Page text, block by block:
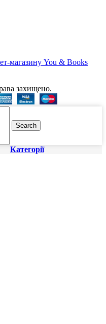
магазину You & Books
захищено.
Search
Категорії